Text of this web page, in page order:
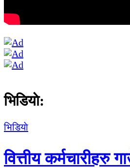
भिडियाे:
भिडियाे
वित्तीय कर्मचारीहरु